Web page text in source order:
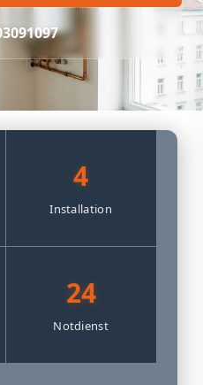
4
Installation
24
Notdienst